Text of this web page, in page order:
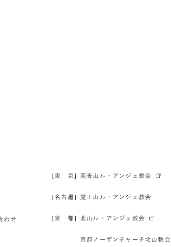
わせ
[東 京] 南青山ル・アンジェ教会
[名古屋] 覚王山ル・アンジェ教会
[京 都] 北山ル・アンジェ教会
京都ノーザンチャーチ北山教会